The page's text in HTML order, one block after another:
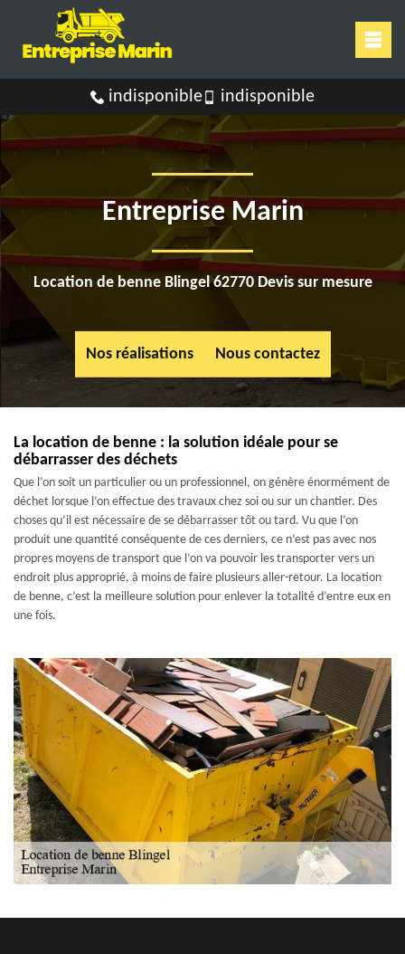
indisponible indisponible
Entreprise Marin
Location de benne Blingel 62770 Devis sur mesure
Nos réalisations Nous contactez
La location de benne : la solution idéale pour se
débarrasser des déchets
Que l’on soit un particulier ou un professionnel, on génère énormément de
déchet lorsque l’on effectue des travaux chez soi ou sur un chantier. Des
choses qu’il est nécessaire de se débarrasser tôt ou tard. Vu que l’on
produit une quantité conséquente de ces derniers, ce n’est pas avec nos
propres moyens de transport que l’on va pouvoir les transporter vers un
endroit plus approprié, à moins de faire plusieurs aller-retour. La location
de benne, c’est la meilleure solution pour enlever la totalité d’entre eux en
une fois.